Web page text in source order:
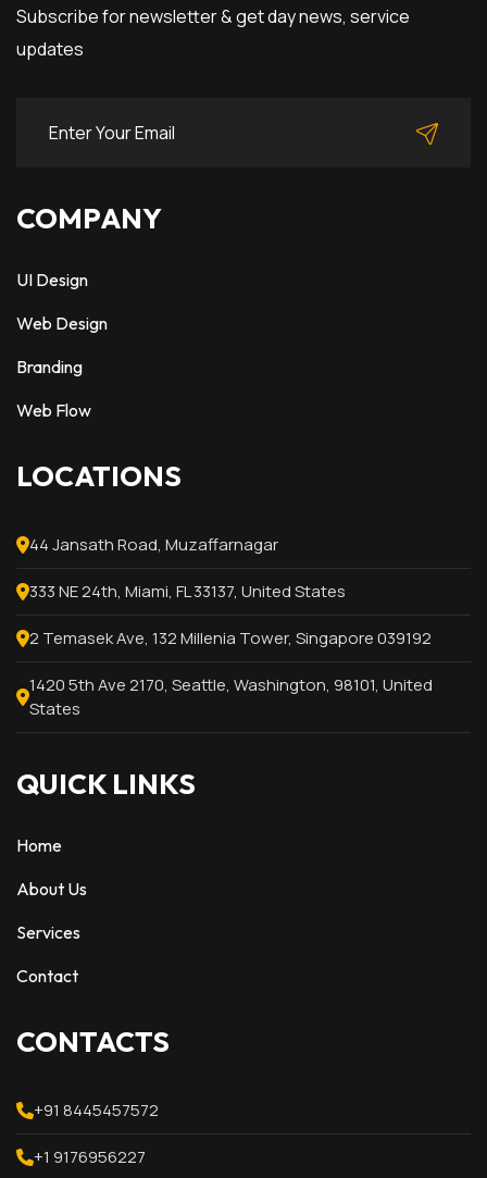
Subscribe for newsletter & get day news, service
updates
COMPANY
UI Design
Web Design
Branding
Web Flow
LOCATIONS
44 Jansath Road, Muzaffarnagar
333 NE 24th, Miami, FL 33137, United States
2 Temasek Ave, 132 Millenia Tower, Singapore 039192
1420 5th Ave 2170, Seattle, Washington, 98101, United
States
QUICK LINKS
Home
About Us
Services
Contact
CONTACTS
+91 8445457572
+1 9176956227